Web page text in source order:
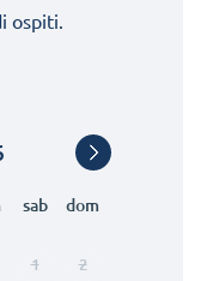
ospiti.
sab dom
1 2